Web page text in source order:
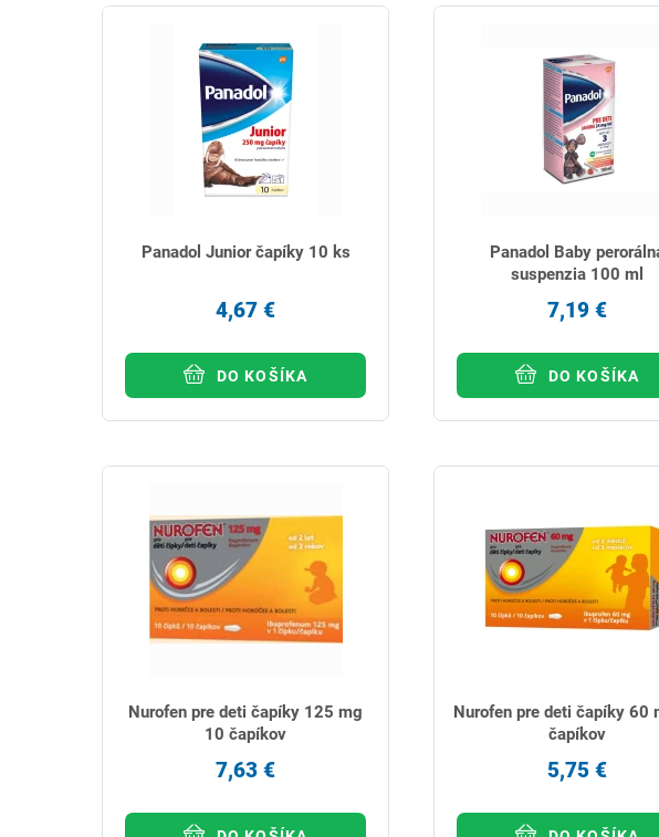
Panadol Junior čapíky 10 ks
4,67 €
DO KOŠÍKA
Panadol Baby
suspenzia 100 ml
7,19 €
DO KOŠÍKA
Nurofen pre deti čapíky 125 mg
10 čapíkov
7,63 €
Nurofen pre deti čapíky 60
čapíkov
5,75 €